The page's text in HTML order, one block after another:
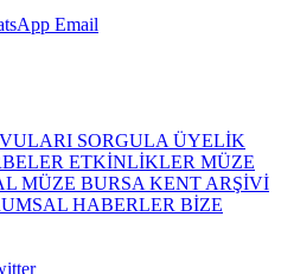
Email
SORGULA ÜYELİK
ETKİNLİKLER MÜZE
MÜZE BURSA KENT ARŞİVİ
HABERLER BİZE